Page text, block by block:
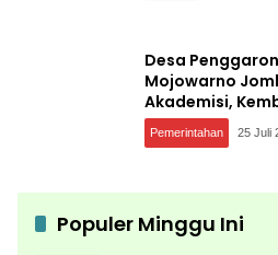
Desa
Mojowarno
Akademisi,
Sustainable
Pemerintahan 25 Juli
Populer Minggu Ini